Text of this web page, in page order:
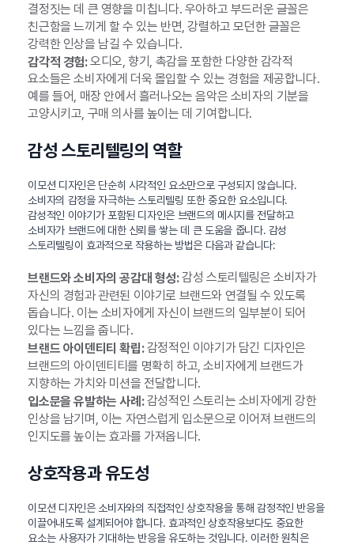
결정짓는 데 큰 영향을 미칩니다. 우아하고 부드러운 글꼴은
친근함을 느끼게 할 수 있는 반면, 강렬하고 모던한 글꼴은
강력한 인상을 남길 수 있습니다.
감각적 경험:오디오, 향기, 촉감을 포함한 다양한 감각적
요소들은 소비자에게 더욱 몰입할 수 있는 경험을 제공합니다.
예를 들어, 매장 안에서 흘러나오는 음악은 소비자의 기분을
고양시키고, 구매 의사를 높이는 데 기여합니다.
감성 스토리텔링의 역할
이모션 디자인은 단순히 시각적인 요소만으로 구성되지 않습니다.
소비자의 감정을 자극하는 스토리텔링 또한 중요한 요소입니다.
감성적인 이야기가 포함된 디자인은 브랜드의 메시지를 전달하고
소비자가 브랜드에 대한 신뢰를 쌓는 데 큰 도움을 줍니다. 감성
스토리텔링이 효과적으로 작용하는 방법은 다음과 같습니다:
브랜드와 소비자의 공감대 형성:감성 스토리텔링은 소비자가
자신의 경험과 관련된 이야기로 브랜드와 연결될 수 있도록
돕습니다. 이는 소비자에게 자신이 브랜드의 일부분이 되어
있다는 느낌을 줍니다.
브랜드 아이덴티티 확립:감정적인 이야기가 담긴 디자인은
브랜드의 아이덴티티를 명확히 하고, 소비자에게 브랜드가
지향하는 가치와 미션을 전달합니다.
입소문을 유발하는 사례:감성적인 스토리는 소비자에게 강한
인상을 남기며, 이는 자연스럽게 입소문으로 이어져 브랜드의
인지도를 높이는 효과를 가져옵니다.
상호작용과 유도성
이모션 디자인은 소비자와의 직접적인 상호작용을 통해 감정적인 반응을
이끌어내도록 설계되어야 합니다. 효과적인 상호작용보다도 중요한
요소는 사용자가 기대하는 반응을 유도하는 것입니다. 이러한 원칙은